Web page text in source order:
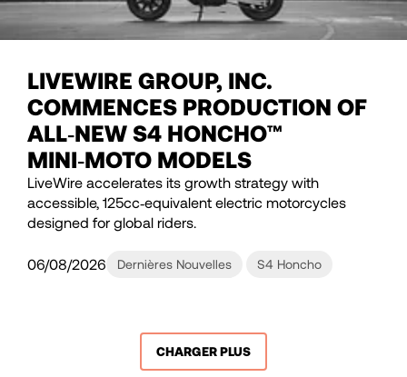
LIVEWIRE GROUP, INC.
COMMENCES PRODUCTION OF
ALL‑NEW S4 HONCHO™
MINI‑MOTO MODELS
LiveWire accelerates its growth strategy with
accessible, 125cc‑equivalent electric motorcycles
designed for global riders.
06/08/2026 Dernières Nouvelles S4 Honcho
CHARGER PLUS